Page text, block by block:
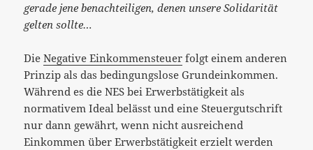
gerade jene benachteiligen, denen unsere Solidarität
gelten sollte…
DieNegative Einkommensteuer folgt einem anderen
Prinzip als das bedingungslose Grundeinkommen.
Während es die NES bei Erwerbstätigkeit als
normativem Ideal belässt und eine Steuergutschrift
nur dann gewährt, wenn nicht ausreichend
Einkommen über Erwerbstätigkeit erzielt werden